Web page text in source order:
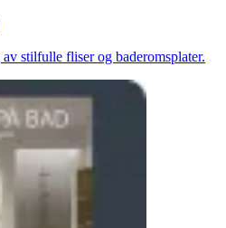
stilfulle fliser og baderomsplater.